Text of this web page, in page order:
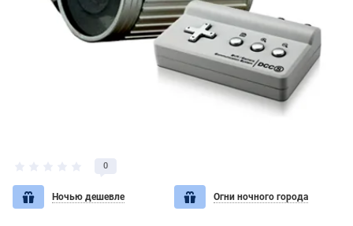
0
Ночью дешевле Огни ночного города